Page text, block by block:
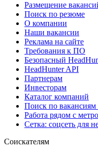
Размещение
Поиск по резюме
О компании
Наши вакансии
Реклама на сайте
Требования к ПО
Безопасный
HeadHunter API
Партнерам
Инвесторам
Каталог компаний
Поиск по
Работа рядом с метро
Сетка: соцсеть для
Соискателям